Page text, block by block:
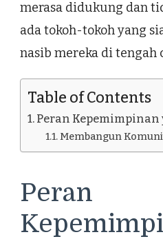
merasa didukung dan
ada tokoh-tokoh yang
nasib mereka di tengah
Table of Contents
Peran
Membangun
Peran